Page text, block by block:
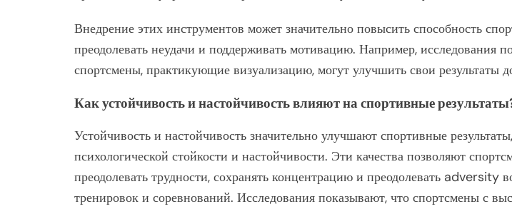
Внедрение этих инструментов может значительно повысить способность
преодолевать неудачи и поддерживать мотивацию. Например, исследования
спортсмены, практикующие визуализацию, могут улучшить свои результаты
Как устойчивость и настойчивость влияют на спортивные
Устойчивость и настойчивость значительно улучшают спортивные
психологической стойкости и настойчивости. Эти качества позволяют
преодолевать трудности, сохранять концентрацию и преодолевать adversity
тренировок и соревнований. Исследования показывают, что спортсмены с